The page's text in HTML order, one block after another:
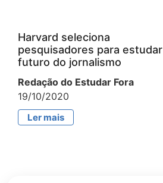
Harvard seleciona
pesquisadores para estudar
futuro do jornalismo
Redação do Estudar Fora
19/10/2020
Ler mais